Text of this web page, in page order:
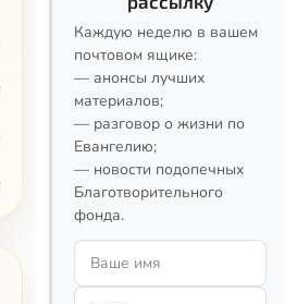
Каждую неделю в вашем
почтовом ящике:
— анонсы лучших
материалов;
— разговор о жизни по
Евангелию;
— новости подопечных
Благотворительного
фонда.